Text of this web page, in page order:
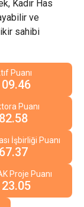
Kadir Has
ve
sahibi
Puanı
Puanı
82.58
İşbirliği Puanı
67.37
Proje Puanı